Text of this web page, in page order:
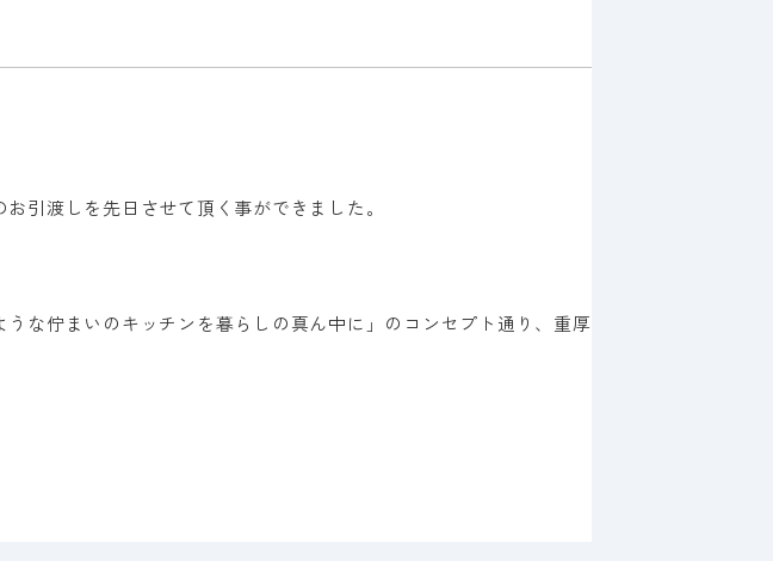
引渡しを先日させて頂く事ができました。
な佇まいのキッチンを暮らしの真ん中に」のコンセプト通り、重厚